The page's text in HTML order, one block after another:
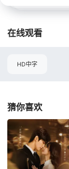
在线观看
HD中字
猜你喜欢